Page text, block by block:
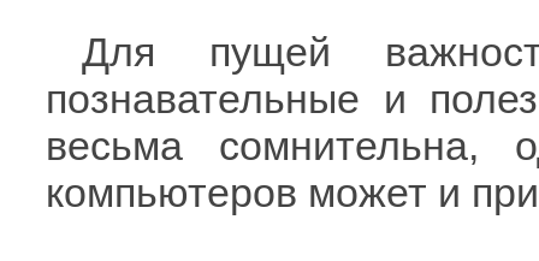
Для пущей
познавательные и
весьма сомнительна,
компьютеров может и